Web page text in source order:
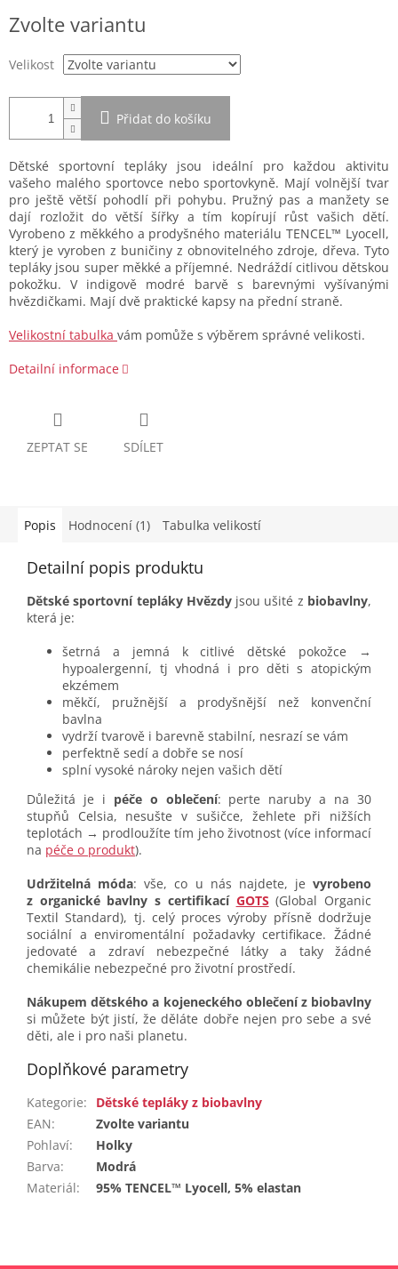
cena:
Zvolte variantu
Velikost
Přidat do košíku
Dětské sportovní tepláky jsou ideální pro každou aktivitu
vašeho malého sportovce nebo sportovkyně. Mají volnější tvar
pro ještě větší pohodlí při pohybu. Pružný pas a manžety se
dají rozložit do větší šířky a tím kopírují růst vašich dětí.
Vyrobeno z měkkého a prodyšného materiálu TENCEL™ Lyocell,
který je vyroben z buničiny z obnovitelného zdroje, dřeva. Tyto
tepláky jsou super měkké a příjemné. Nedráždí citlivou dětskou
pokožku. V indigově modré barvě s barevnými vyšívanými
hvězdičkami. Mají dvě praktické kapsy na přední straně.
Velikostní tabulka vám pomůže s výběrem správné velikosti.
Detailní informace
ZEPTAT SE SDÍLET
Popis Hodnocení (1) Tabulka velikostí
Detailní popis produktu
Dětské sportovní tepláky Hvězdy jsou ušité z biobavlny,
která je:
šetrná a jemná k citlivé dětské pokožce →
hypoalergenní, tj vhodná i pro děti s atopickým
ekzémem
měkčí, pružnější a prodyšnější než konvenční
bavlna
vydrží tvarově i barevně stabilní, nesrazí se vám
perfektně sedí a dobře se nosí
splní vysoké nároky nejen vašich dětí
Důležitá je i péče o oblečení: perte naruby a na 30
stupňů Celsia, nesušte v sušičce, žehlete při nižších
teplotách → prodloužíte tím jeho životnost (více informací
na péče o produkt).
Udržitelná móda: vše, co u nás najdete, je vyrobeno
z organické bavlny s certifikací GOTS (Global Organic
Textil Standard), tj. celý proces výroby přísně dodržuje
sociální a enviromentální požadavky certifikace. Žádné
jedovaté a zdraví nebezpečné látky a taky žádné
chemikálie nebezpečné pro životní prostředí.
Nákupem dětského a kojeneckého oblečení z biobavlny
si můžete být jistí, že děláte dobře nejen pro sebe a své
děti, ale i pro naši planetu.
Doplňkové parametry
Kategorie:
Dětské tepláky z biobavlny
EAN:
Zvolte variantu
Pohlaví:
Holky
Barva:
Modrá
Materiál: 95% TENCEL™ Lyocell, 5% elastan